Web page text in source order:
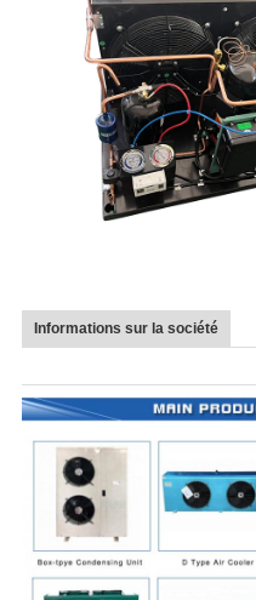
Informations sur la société